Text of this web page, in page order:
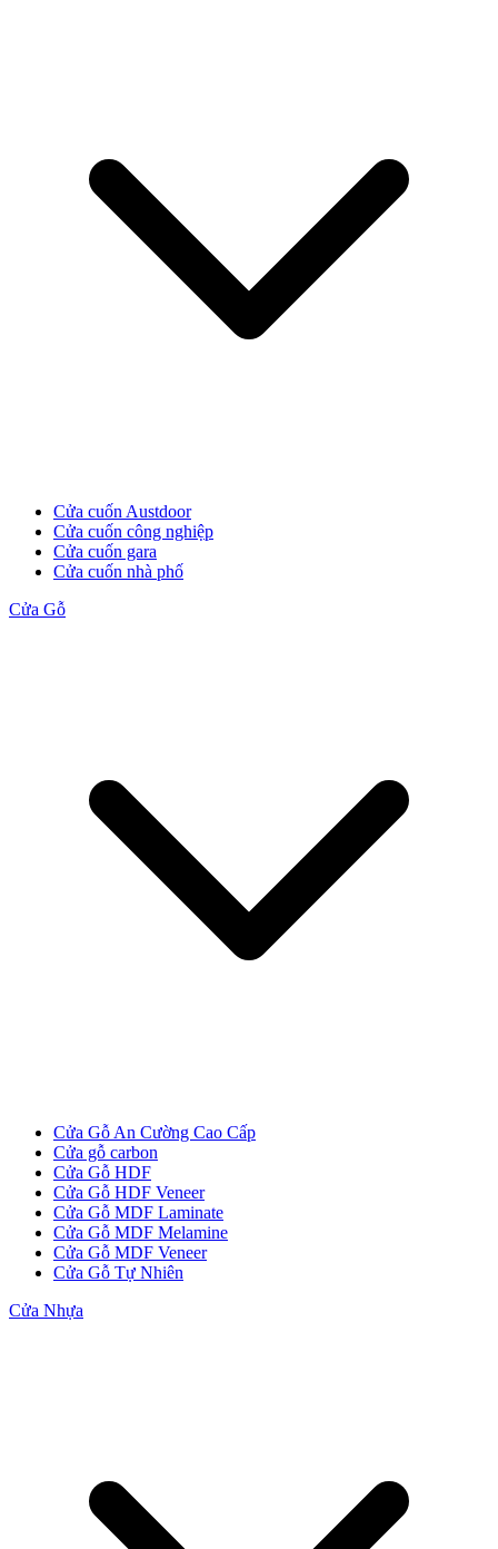
Cửa Gỗ MDF Laminate
Cửa Gỗ MDF Melamine
Cửa Gỗ MDF Veneer
Cửa cuốn Austdoor
Cửa cuốn công nghiệp
Cửa cuốn gara
Cửa cuốn nhà phố
Cửa Gỗ
Cửa Gỗ An Cường Cao Cấp
Cửa gỗ carbon
Cửa Gỗ HDF
Cửa Gỗ HDF Veneer
Cửa Gỗ MDF Laminate
Cửa Gỗ MDF Melamine
Cửa Gỗ MDF Veneer
Cửa Gỗ Tự Nhiên
Cửa Nhựa